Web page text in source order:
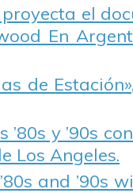
el
En
de
’80s y ’90s
Los Angeles.
and ’90s